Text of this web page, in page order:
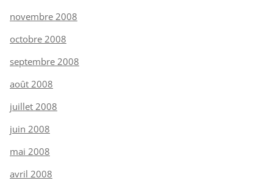
novembre 2008
octobre 2008
septembre 2008
août 2008
juillet 2008
juin 2008
mai 2008
avril 2008